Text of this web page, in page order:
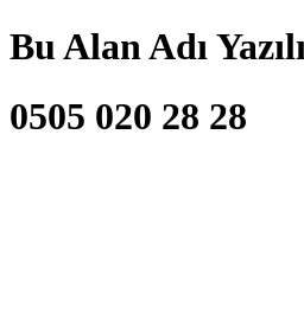
Bu Alan Adı
0505 020 28 28